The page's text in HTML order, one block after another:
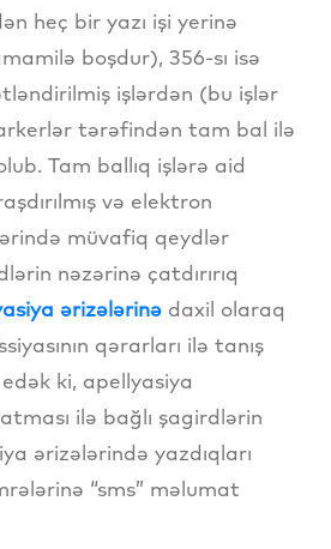
heç bir yazı işi yerinə
boşdur), 356-sı isə
işlərdən (bu işlər
tərəfindən tam bal ilə
Tam ballıq işlərə aid
və elektron
müvafiq qeydlər
nəzərinə çatdırırıq
ərizələrinə daxil olaraq
qərarları ilə tanış
ki, apellyasiya
ilə bağlı şagirdlərin
ərizələrində yazdıqları
“sms” məlumat